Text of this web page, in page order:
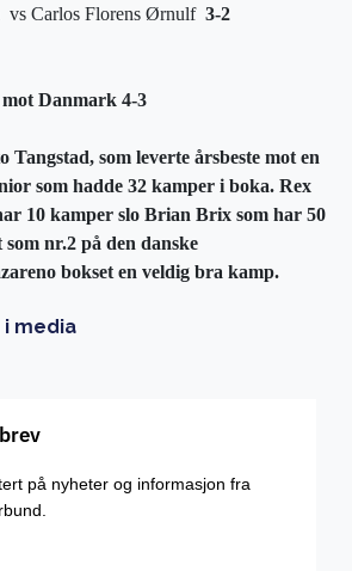
vs Carlos Florens Ørnulf 3-2
Danmark 4-3
Tangstad, som leverte årsbeste mot en
som hadde 32 kamper i boka. Rex
10 kamper slo Brian Brix som har 50
nr.2 på den danske
bokset en veldig bra kamp.
i media
på nyheter og informasjon fra